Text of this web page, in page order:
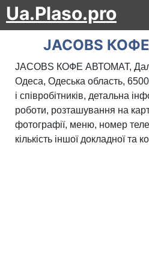
Ua.Plaso.pro
JACOBS
JACOBS КОФЕ АВТОМАТ,
Одеса, Одеська область,
і співробітників, детальна
роботи, розташування на
фотографії, меню, номер
кількість іншої докладної та